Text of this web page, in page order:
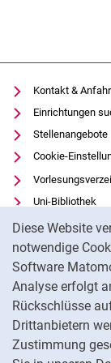
Diese Website
notwendige
Software
Analyse erfolgt
Rückschlüsse
Drittanbietern
Zustimmung
Kontakt &
Einrichtungen
Stellenangebote
Cookie-
Uni-Bibliothek
Moodle
Panopto
Datenschutz
Barrierefreiheit
Transparenter